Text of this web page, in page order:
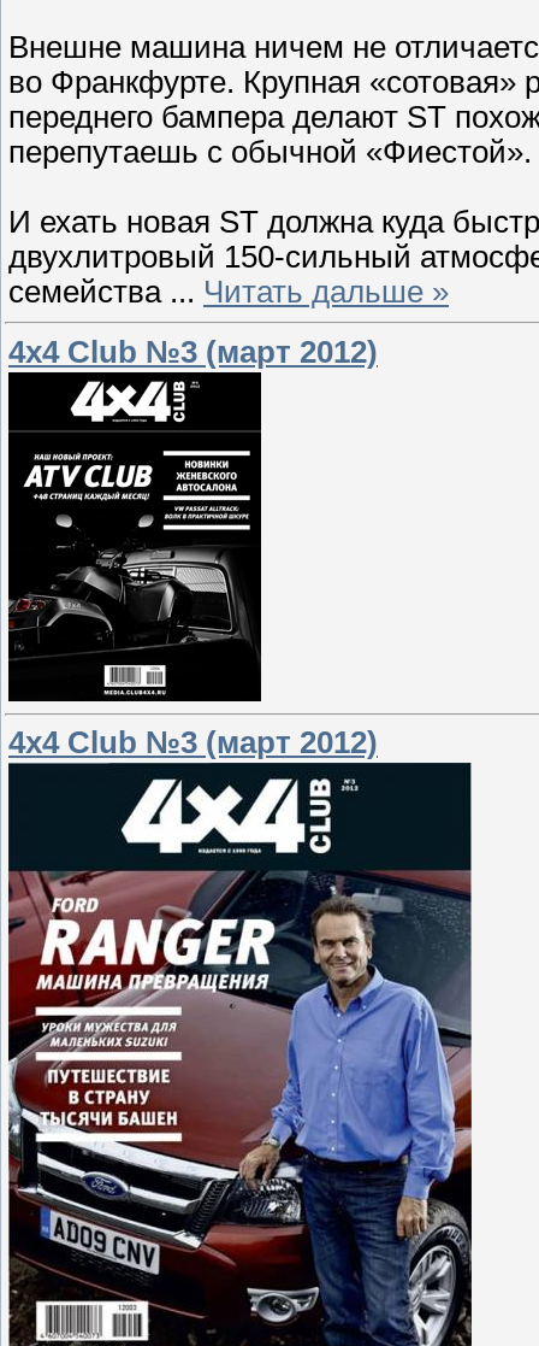
Внешне машина ничем не
во Франкфурте. Крупная «сотовая»
переднего бампера делают ST
перепутаешь с обычной
И ехать новая ST должна куда
двухлитровый 150-сильный
семейства ... Читать дальше »
4x4 Club №3 (март 2012)
4x4 Club №3 (март 2012)